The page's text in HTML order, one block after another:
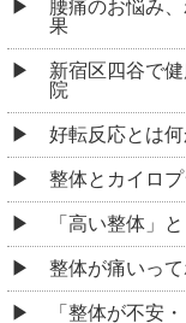
整体の種類を
谷 BLBはり灸
妊娠中に整体
四ツ谷 BLBは
マッサージ通
真相
健康と美容に
全身のバラン
院
「BLBはり灸